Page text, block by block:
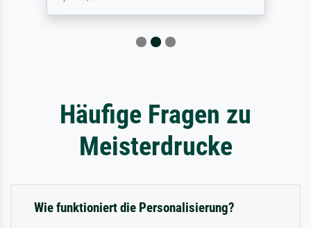
Häufige Fragen zu
Meisterdrucke
Wie funktioniert die Personalisierung?